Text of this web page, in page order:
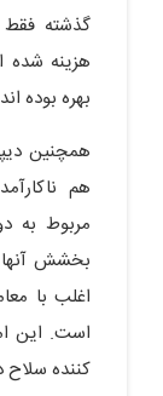
گذشته
هزینه شده
بهره بوده
همچنین
هم
مربوط به
بخشش آنها
اغلب با
است. این
کننده سلاح